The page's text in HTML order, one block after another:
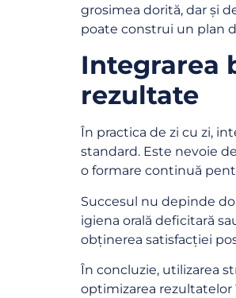
grosimea dorită, dar și
poate construi un plan
Integrarea
rezultate
În practica de zi cu zi,
standard. Este nevoie
o formare continuă
Succesul nu depinde
igiena orală deficitară
obținerea satisfacției
În concluzie, utilizarea
optimizarea rezultatelor